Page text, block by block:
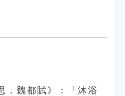
．魏都賦》：「沐浴